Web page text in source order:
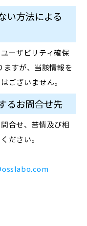
い方法による
ーザビリティ確保
すが、当該情報を
ございません。
るお問合せ先
合せ、苦情及び相
ださい。